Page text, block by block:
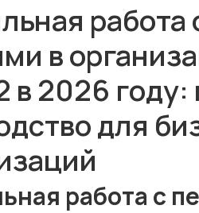
в
в 2026
для
работа с